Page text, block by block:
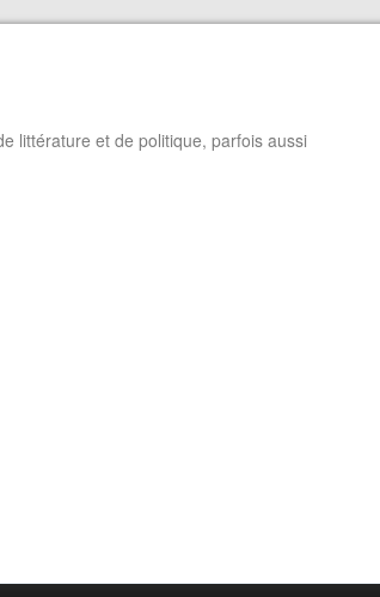
littérature et de politique, parfois aussi